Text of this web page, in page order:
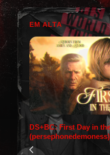
EM ALTA
DS+BC: First Day in
(persephonedemoness)